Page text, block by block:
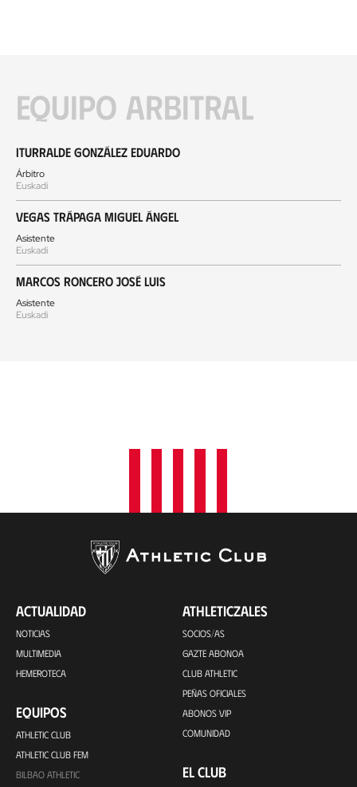
Equipo arbitral
Iturralde González Eduardo
Árbitro
Euskadi
Vegas Trápaga Miguel Ángel
Asistente
Euskadi
Marcos Roncero José Luis
Asistente
Euskadi
ACTUALIDAD
NOTICIAS
MULTIMEDIA
HEMEROTECA
EQUIPOS
ATHLETIC CLUB
ATHLETIC CLUB FEM
BILBAO ATHLETIC
ATHLETICZALES
SOCIOS/AS
GAZTE ABONOA
CLUB ATHLETIC
PEÑAS OFICIALES
ABONOS VIP
COMUNIDAD
EL CLUB